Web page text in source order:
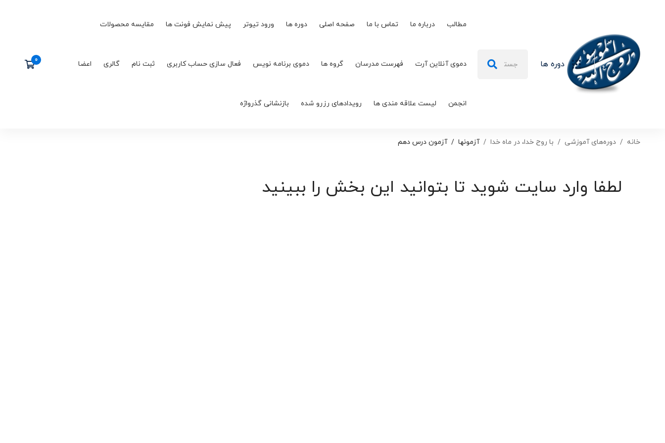
دوره ها
برای:
مطالب درباره ما تماس با ما صفحه اصلی دوره ها ورود تیوتر پیش نمایش فونت ها مقایسه محصولات
دموی آنلاین آرت فهرست مدرسان گروه ها دموی برنامه نویس فعال سازی حساب کاربری ثبت نام گالری اعضا
انجمن لیست علاقه مندی ها رویدادهای رزرو شده بازنشانی گذرواژه
خانه دوره‌های آموزشی با روح خدا، در ماه خدا آزمونها آزمون درس دهم
لطفا وارد سایت شوید تا بتوانید این بخش را ببینید